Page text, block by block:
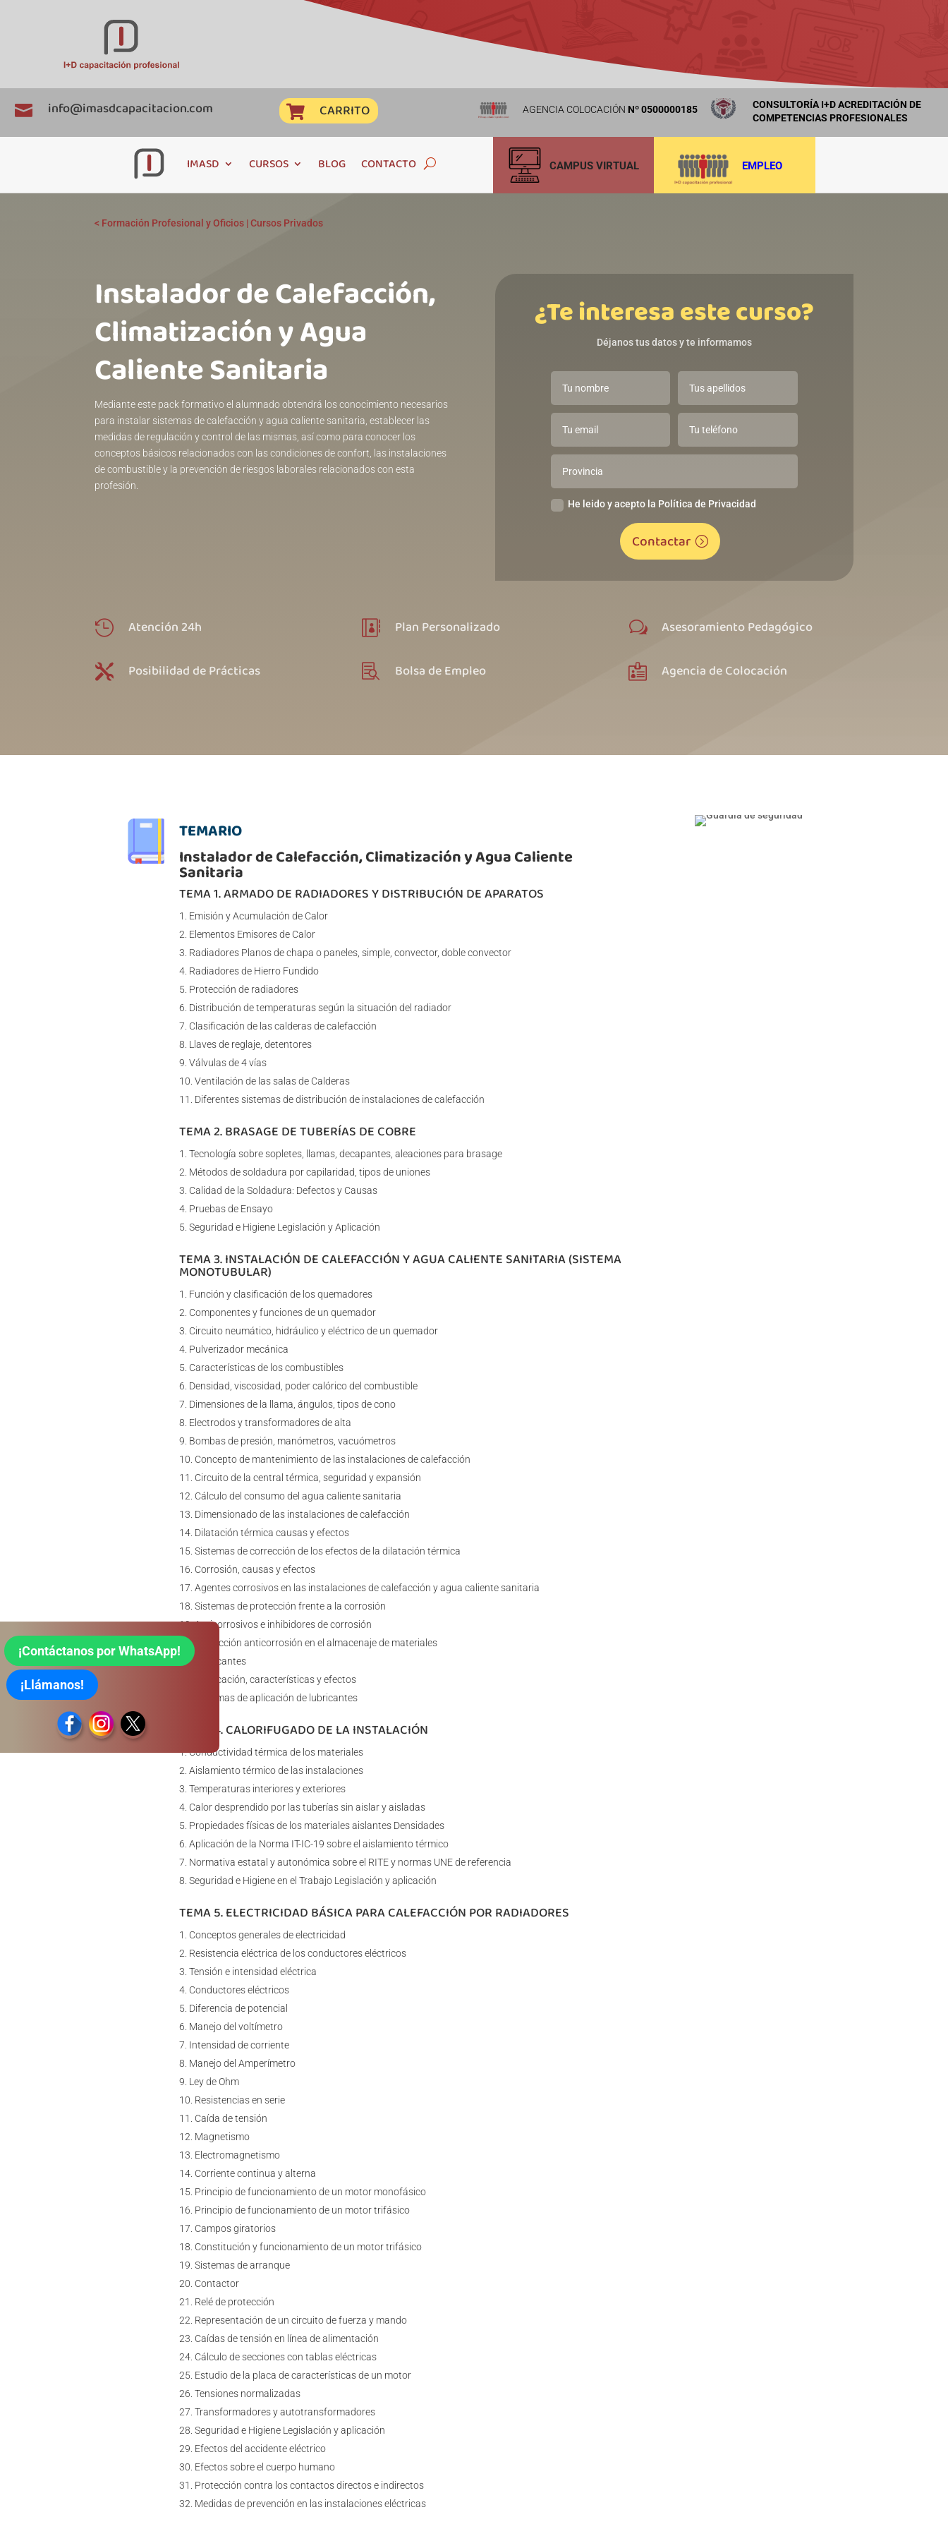
 info@imasdcapacitacion.com  CARRITO AGENCIA COLOCACIÓN Nº 0500000185
CONSULTORÍA I+D ACREDITACIÓN DE
COMPETENCIAS PROFESIONALES
IMASD CURSOS BLOG CONTACTO EMPLEO
CAMPUS VIRTUAL
< Formación Profesional y Oficios |Cursos Privados
Instalador de Calefacción,
Climatización y Agua
Caliente Sanitaria
Mediante este pack formativo el alumnado obtendrá los conocimiento necesarios
para instalar sistemas de calefacción y agua caliente sanitaria, establecer las
medidas de regulación y control de las mismas, así como para conocer los
conceptos básicos relacionados con las condiciones de confort, las instalaciones
de combustible y la prevención de riesgos laborales relacionados con esta
profesión.
¿Te interesa este curso?
Déjanos tus datos y te informamos
He leido y acepto la Política de Privacidad
Contactar
 Atención 24h
 Posibilidad de Prácticas
 Plan Personalizado
 Bolsa de Empleo
w Asesoramiento Pedagógico
 Agencia de Colocación
TEMARIO
Instalador de Calefacción, Climatización y Agua Caliente
Sanitaria
TEMA 1. ARMADO DE RADIADORES Y DISTRIBUCIÓN DE APARATOS
Emisión y Acumulación de Calor
Elementos Emisores de Calor
Radiadores Planos de chapa o paneles, simple, convector, doble convector
Radiadores de Hierro Fundido
Protección de radiadores
Distribución de temperaturas según la situación del radiador
Clasificación de las calderas de calefacción
Llaves de reglaje, detentores
Válvulas de 4 vías
Ventilación de las salas de Calderas
Diferentes sistemas de distribución de instalaciones de calefacción
TEMA 2. BRASAGE DE TUBERÍAS DE COBRE
Tecnología sobre sopletes, llamas, decapantes, aleaciones para brasage
Métodos de soldadura por capilaridad, tipos de uniones
Calidad de la Soldadura: Defectos y Causas
Pruebas de Ensayo
Seguridad e Higiene Legislación y Aplicación
TEMA 3. INSTALACIÓN DE CALEFACCIÓN Y AGUA CALIENTE SANITARIA (SISTEMA
MONOTUBULAR)
Función y clasificación de los quemadores
Componentes y funciones de un quemador
Circuito neumático, hidráulico y eléctrico de un quemador
Pulverizador mecánica
Características de los combustibles
Densidad, viscosidad, poder calórico del combustible
Dimensiones de la llama, ángulos, tipos de cono
Electrodos y transformadores de alta
Bombas de presión, manómetros, vacuómetros
Concepto de mantenimiento de las instalaciones de calefacción
Circuito de la central térmica, seguridad y expansión
Cálculo del consumo del agua caliente sanitaria
Dimensionado de las instalaciones de calefacción
Dilatación térmica causas y efectos
Sistemas de corrección de los efectos de la dilatación térmica
Corrosión, causas y efectos
Agentes corrosivos en las instalaciones de calefacción y agua caliente sanitaria
Sistemas de protección frente a la corrosión
Anticorrosivos e inhibidores de corrosión
Protección anticorrosión en el almacenaje de materiales
Lubricantes
Lubricación, características y efectos
Sistemas de aplicación de lubricantes
TEMA 4. CALORIFUGADO DE LA INSTALACIÓN
Conductividad térmica de los materiales
Aislamiento térmico de las instalaciones
Temperaturas interiores y exteriores
Calor desprendido por las tuberías sin aislar y aisladas
Propiedades físicas de los materiales aislantes Densidades
Aplicación de la Norma IT-IC-19 sobre el aislamiento térmico
Normativa estatal y autonómica sobre el RITE y normas UNE de referencia
Seguridad e Higiene en el Trabajo Legislación y aplicación
TEMA 5. ELECTRICIDAD BÁSICA PARA CALEFACCIÓN POR RADIADORES
Conceptos generales de electricidad
Resistencia eléctrica de los conductores eléctricos
Tensión e intensidad eléctrica
Conductores eléctricos
Diferencia de potencial
Manejo del voltímetro
Intensidad de corriente
Manejo del Amperímetro
Ley de Ohm
Resistencias en serie
Caída de tensión
Magnetismo
Electromagnetismo
Corriente continua y alterna
Principio de funcionamiento de un motor monofásico
Principio de funcionamiento de un motor trifásico
Campos giratorios
Constitución y funcionamiento de un motor trifásico
Sistemas de arranque
Contactor
Relé de protección
Representación de un circuito de fuerza y mando
Caídas de tensión en línea de alimentación
Cálculo de secciones con tablas eléctricas
Estudio de la placa de características de un motor
Tensiones normalizadas
Transformadores y autotransformadores
Seguridad e Higiene Legislación y aplicación
Efectos del accidente eléctrico
Efectos sobre el cuerpo humano
Protección contra los contactos directos e indirectos
Medidas de prevención en las instalaciones eléctricas
¡Contáctanos por WhatsApp!
¡Llámanos!